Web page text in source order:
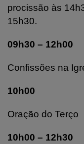
procissão às
15h30.
09h30 – 12h00
Confissões na
10h00
Oração do Terço
10h00 – 12h30